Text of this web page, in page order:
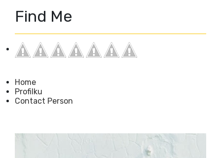
Find Me
Home
Profilku
Contact Person